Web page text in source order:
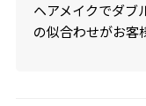
ヘアメイクでダブ
の似合わせがお客
オールジャンル